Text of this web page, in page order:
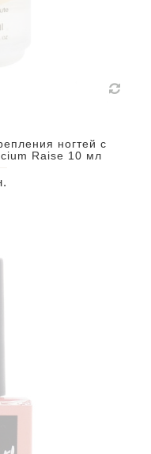
ногтей с
Raise 10 мл